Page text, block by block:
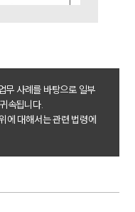
약
약
무 사례를 바탕으로 일부
속됩니다.
에 대해서는 관련 법령에